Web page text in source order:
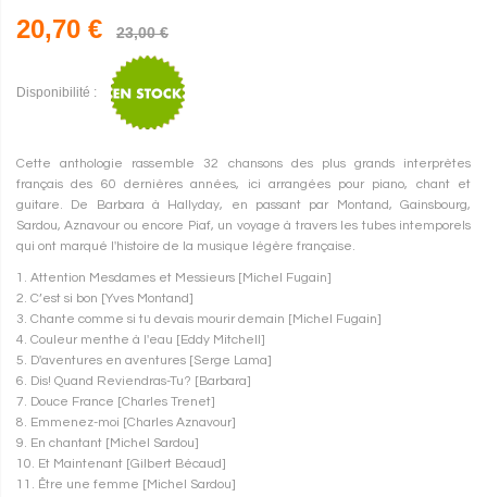
20,70 € 23,00 €
Disponibilité :
Cette anthologie rassemble 32 chansons des plus grands interprètes
français des 60 dernières années, ici arrangées pour piano, chant et
guitare. De Barbara à Hallyday, en passant par Montand, Gainsbourg,
Sardou, Aznavour ou encore Piaf, un voyage à travers les tubes intemporels
qui ont marqué l'histoire de la musique légère française.
1. Attention Mesdames et Messieurs [Michel Fugain]
2. C’est si bon [Yves Montand]
3. Chante comme si tu devais mourir demain [Michel Fugain]
4. Couleur menthe à l'eau [Eddy Mitchell]
5. D'aventures en aventures [Serge Lama]
6. Dis! Quand Reviendras-Tu? [Barbara]
7. Douce France [Charles Trenet]
8. Emmenez-moi [Charles Aznavour]
9. En chantant [Michel Sardou]
10. Et Maintenant [Gilbert Bécaud]
11. Être une femme [Michel Sardou]